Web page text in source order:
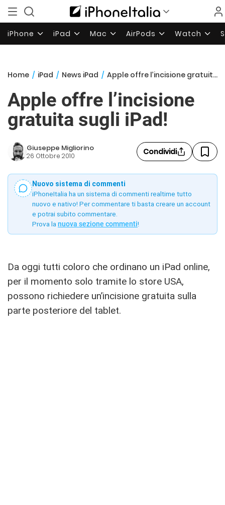
iPhone iPad Mac AirPods Watch
Home / iPad / News iPad / Apple offre l’incisione gratuita sugli iPad!
Apple offre l’incisione
gratuita sugli iPad!
Giuseppe Migliorino
26 Ottobre 2010 Condividi
Nuovo sistema di commenti
iPhoneItalia ha un sistema di commenti realtime tutto
nuovo e nativo! Per commentare ti basta creare un account
e potrai subito commentare.
Prova la nuova sezione commenti!
Da oggi tutti coloro che ordinano un iPad online,
per il momento solo tramite lo store USA,
possono richiedere un’incisione gratuita sulla
parte posteriore del tablet.